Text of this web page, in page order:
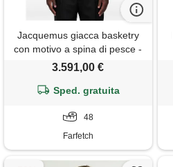
Jacquemus giacca basketry
con motivo a spina di pesce -
toni neutri
3.591,00 €
Sped. gratuita
48
Farfetch